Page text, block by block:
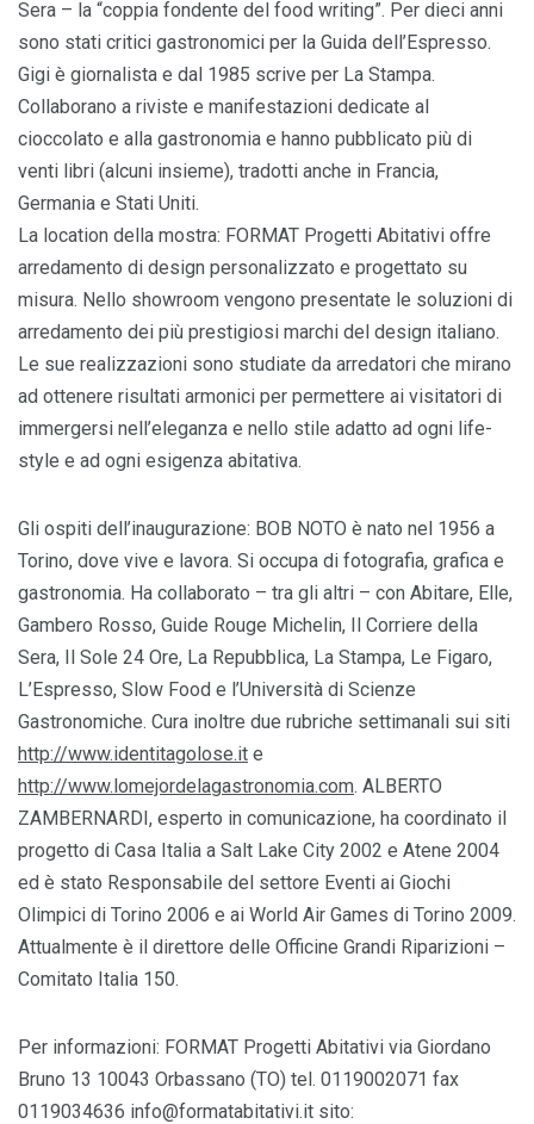
Sera – la “coppia fondente del food writing”. Per dieci anni
sono stati critici gastronomici per la Guida dell’Espresso.
Gigi è giornalista e dal 1985 scrive per La Stampa.
Collaborano a riviste e manifestazioni dedicate al
cioccolato e alla gastronomia e hanno pubblicato più di
venti libri (alcuni insieme), tradotti anche in Francia,
Germania e Stati Uniti.
La location della mostra: FORMAT Progetti Abitativi offre
arredamento di design personalizzato e progettato su
misura. Nello showroom vengono presentate le soluzioni di
arredamento dei più prestigiosi marchi del design italiano.
Le sue realizzazioni sono studiate da arredatori che mirano
ad ottenere risultati armonici per permettere ai visitatori di
immergersi nell’eleganza e nello stile adatto ad ogni life-
style e ad ogni esigenza abitativa.
Gli ospiti dell’inaugurazione: BOB NOTO è nato nel 1956 a
Torino, dove vive e lavora. Si occupa di fotografia, grafica e
gastronomia. Ha collaborato – tra gli altri – con Abitare, Elle,
Gambero Rosso, Guide Rouge Michelin, Il Corriere della
Sera, Il Sole 24 Ore, La Repubblica, La Stampa, Le Figaro,
L’Espresso, Slow Food e l’Università di Scienze
Gastronomiche. Cura inoltre due rubriche settimanali sui siti
http://www.identitagolose.it e
http://www.lomejordelagastronomia.com. ALBERTO
ZAMBERNARDI, esperto in comunicazione, ha coordinato il
progetto di Casa Italia a Salt Lake City 2002 e Atene 2004
ed è stato Responsabile del settore Eventi ai Giochi
Olimpici di Torino 2006 e ai World Air Games di Torino 2009.
Attualmente è il direttore delle Officine Grandi Riparizioni –
Comitato Italia 150.
Per informazioni: FORMAT Progetti Abitativi via Giordano
Bruno 13 10043 Orbassano (TO) tel. 0119002071 fax
0119034636 info@formatabitativi.it sito: